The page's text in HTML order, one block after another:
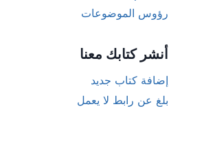
رؤوس الموضوعات
أنشر كتابك معنا
إضافة كتاب جديد
بلغ عن رابط لا يعمل